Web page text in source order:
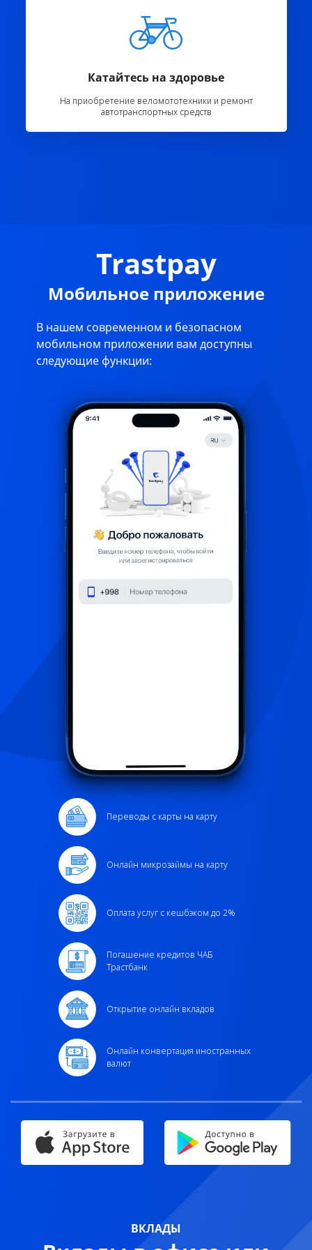
Катайтесь на здоровье
На приобретение веломототехники и ремонт
автотранспортных средств
Trastpay
Мобильное приложение
В нашем современном и безопасном
мобильном приложении вам доступны
следующие функции:
Переводы с карты на карту
Онлайн микрозаймы на карту
Оплата услуг с кешбэком до 2%
Погашение кредитов ЧАБ
Трастбанк
Открытие онлайн вкладов
Онлайн конвертация иностранных
валют
ВКЛАДЫ